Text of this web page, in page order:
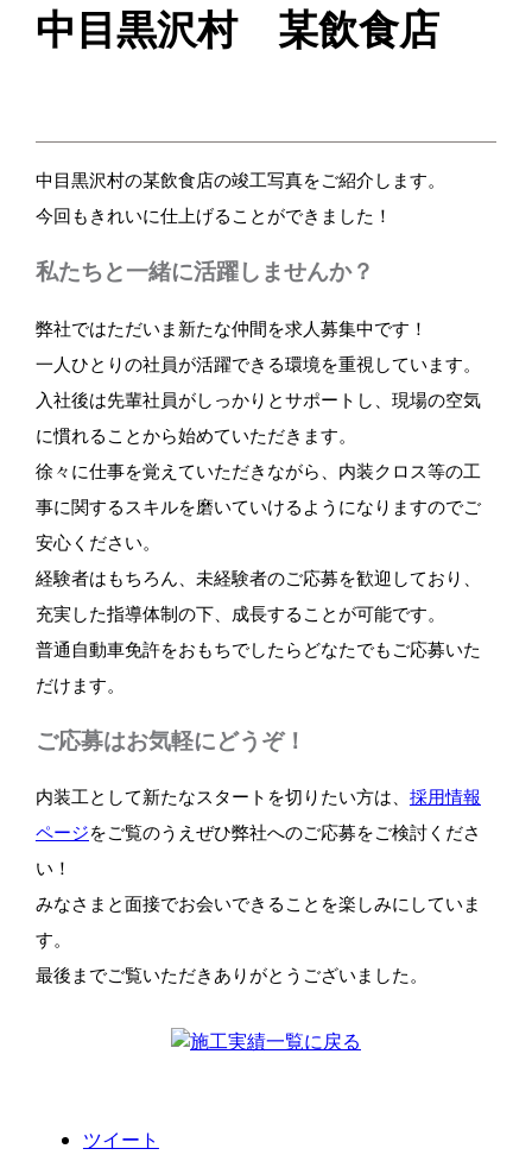
中目黒沢村 某飲食店
中目黒沢村の某飲食店の竣工写真をご紹介します。
今回もきれいに仕上げることができました！
私たちと一緒に活躍しませんか？
弊社ではただいま新たな仲間を求人募集中です！
一人ひとりの社員が活躍できる環境を重視しています。
入社後は先輩社員がしっかりとサポートし、現場の空気
に慣れることから始めていただきます。
徐々に仕事を覚えていただきながら、内装クロス等の工
事に関するスキルを磨いていけるようになりますのでご
安心ください。
経験者はもちろん、未経験者のご応募を歓迎しており、
充実した指導体制の下、成長することが可能です。
普通自動車免許をおもちでしたらどなたでもご応募いた
だけます。
ご応募はお気軽にどうぞ！
内装工として新たなスタートを切りたい方は、 採用情報
ページをご覧のうえぜひ弊社へのご応募をご検討くださ
い！
みなさまと面接でお会いできることを楽しみにしていま
す。
最後までご覧いただきありがとうございました。
ツイート